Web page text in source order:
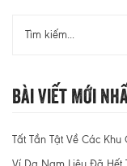
Bài Viết Mới
Tất Tần Tật Về Các Khu